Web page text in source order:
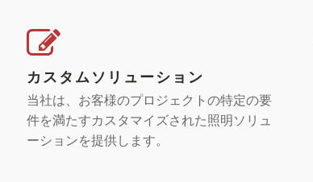
カスタムソリューション
当社は、お客様のプロジェクトの特定の要
件を満たすカスタマイズされた照明ソリュ
ーションを提供します。